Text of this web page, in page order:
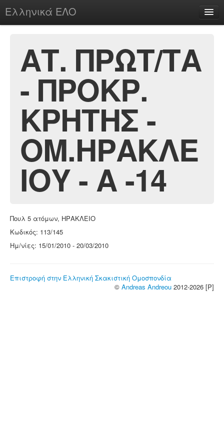
Ελληνικά ΕΛΟ
chesstu.be @ discord
ΑΤ. ΠΡΩΤ/ΤΑ
- ΠΡΟΚΡ.
ΚΡΗΤΗΣ -
ΟΜ.ΗΡΑΚΛΕ
ΙΟΥ - Α -14
Πουλ 5 ατόμων, ΗΡΑΚΛΕΙΟ
Κωδικός: 113/145
Ημ/νίες: 15/01/2010 - 20/03/2010
Επιστροφή στην Ελληνική Σκακιστική Ομοσπονδία
© Andreas Andreou 2012-2026 [P]